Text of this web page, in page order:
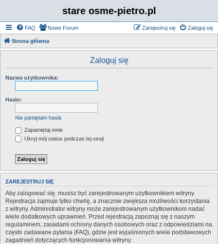
stare osme-pietro.pl
FAQ Zaloguj się
Zarejestruj się
Nowe Forum
Strona główna
Zaloguj się
Nazwa użytkownika:
Hasło:
Nie pamiętam hasła
Zapamiętaj mnie
Ukryj mój status podczas tej sesji
ZAREJESTRUJ SIĘ
Aby zalogować się, musisz być zarejestrowanym użytkownikiem witryny.
Rejestracja zajmuje tylko chwilę, a znacznie zwiększa możliwości korzystania
z witryny. Administrator witryny może zarejestrowanym użytkownikom nadać
wiele dodatkowych uprawnień. Przed rejestracją zapoznaj się z naszym
regulaminem, zasadami ochrony danych osobowych oraz z odpowiedziami na
często zadawane pytania (FAQ), gdzie jest wyjaśnionych wiele podstawowych
zagadnień dotyczących funkcjonowania witryny.